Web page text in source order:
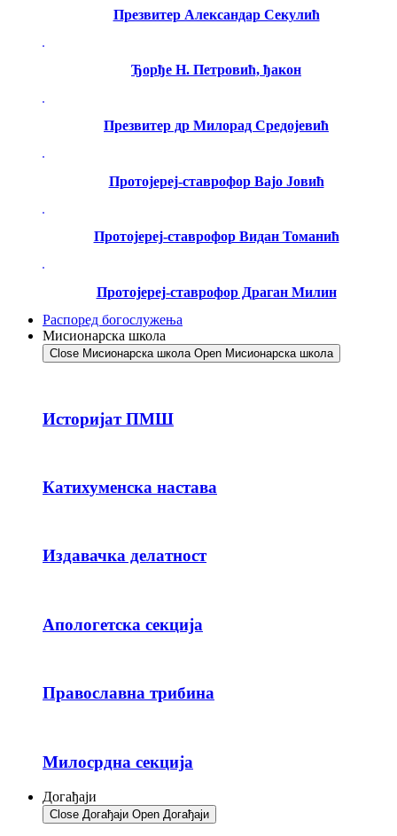
Презвитер Александар Секулић
Ђорђе Н. Петровић, ђакон
Презвитер др Милорад Средојевић
Протојереј-ставрофор Вајо Јовић
Протојереј-ставрофор Видан Томанић
Протојереј-ставрофор Драган Милин
Распоред богослужења
Мисионарска школа
Close Мисионарска школа Open Мисионарска школа
Историјат ПМШ
Катихуменска настава
Издавачка делатност
Апологетска секција
Православна трибина
Милосрдна секција
Догађаји
Close Догађаји Open Догађаји